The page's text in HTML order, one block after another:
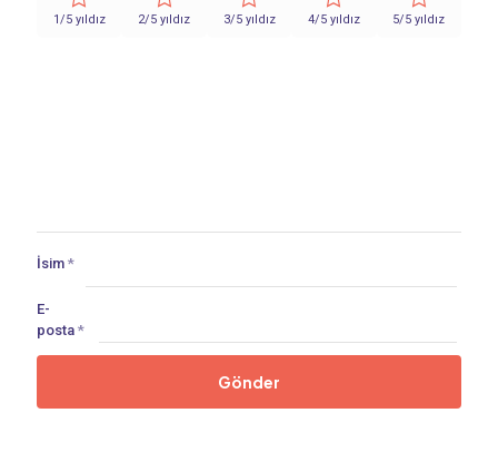
1/5 yıldız 2/5 yıldız 3/5 yıldız 4/5 yıldız 5/5 yıldız
İsim *
E-
posta *